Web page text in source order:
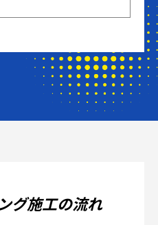
グ施工の流れ